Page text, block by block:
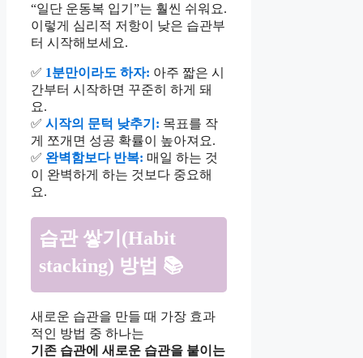
“일단 운동복 입기”는 훨씬 쉬워요.
이렇게 심리적 저항이 낮은 습관부
터 시작해보세요.
✅ 1분만이라도 하자: 아주 짧은 시
간부터 시작하면 꾸준히 하게 돼
요.
✅ 시작의 문턱 낮추기: 목표를 작
게 쪼개면 성공 확률이 높아져요.
✅ 완벽함보다 반복: 매일 하는 것
이 완벽하게 하는 것보다 중요해
요.
습관 쌓기(Habit
stacking) 방법 📚
새로운 습관을 만들 때 가장 효과
적인 방법 중 하나는
기존 습관에 새로운 습관을 붙이는